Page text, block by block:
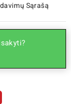
Sąrašą